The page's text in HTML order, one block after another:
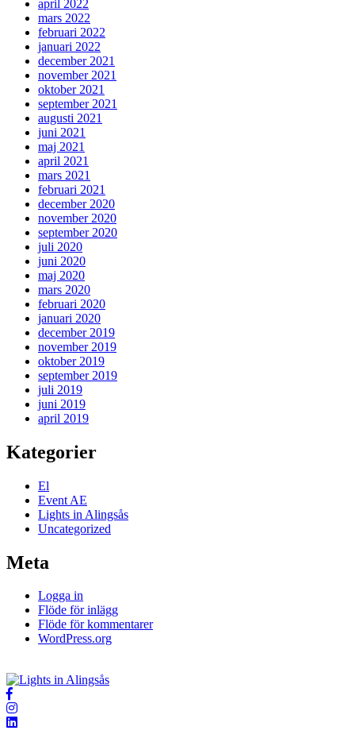
april 2022
mars 2022
februari 2022
januari 2022
december 2021
november 2021
oktober 2021
september 2021
augusti 2021
juni 2021
maj 2021
april 2021
mars 2021
februari 2021
december 2020
november 2020
september 2020
juli 2020
juni 2020
maj 2020
mars 2020
februari 2020
januari 2020
december 2019
november 2019
oktober 2019
september 2019
juli 2019
juni 2019
april 2019
Kategorier
El
Event AE
Lights in Alingsås
Uncategorized
Meta
Logga in
Flöde för inlägg
Flöde för kommentarer
WordPress.org